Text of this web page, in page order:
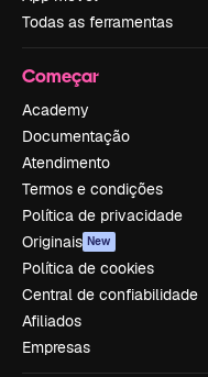
Todas as ferramentas
Começar
Academy
Documentação
Atendimento
Termos e condições
Política de privacidade
Originais New
Política de cookies
Central de confiabilidade
Afiliados
Empresas